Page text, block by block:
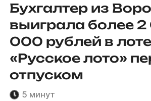
Бухгалтер из
выиграла более
000 рублей в
«Русское лото»
отпуском
5 минут